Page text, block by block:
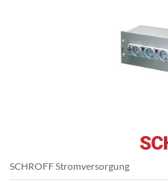
SCHROFF Stromversorgung